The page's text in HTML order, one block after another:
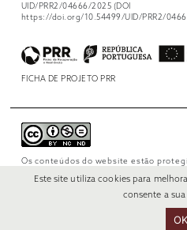
UID/PRR2/04666/2025 (DOI
https://doi.org/10.54499/UID/PRR2/
FICHA DE PROJETO PRR
Os conteúdos do website estão
NonCommercial-NoDerivs 4.0
Este site utiliza cookies para
consente a
OK